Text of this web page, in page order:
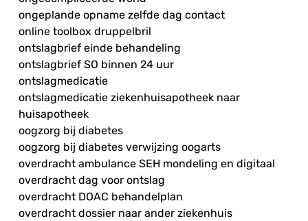
ongeplande opname zelfde dag contact
online toolbox druppelbril
ontslagbrief einde behandeling
ontslagbrief SO binnen 24 uur
ontslagmedicatie
ontslagmedicatie ziekenhuisapotheek naar
huisapotheek
oogzorg bij diabetes
oogzorg bij diabetes verwijzing oogarts
overdracht ambulance SEH mondeling en digitaal
overdracht dag voor ontslag
overdracht DOAC behandelplan
overdracht dossier naar ander ziekenhuis